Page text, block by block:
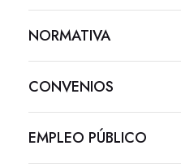
NORMATIVA
CONVENIOS
EMPLEO PÚBLICO